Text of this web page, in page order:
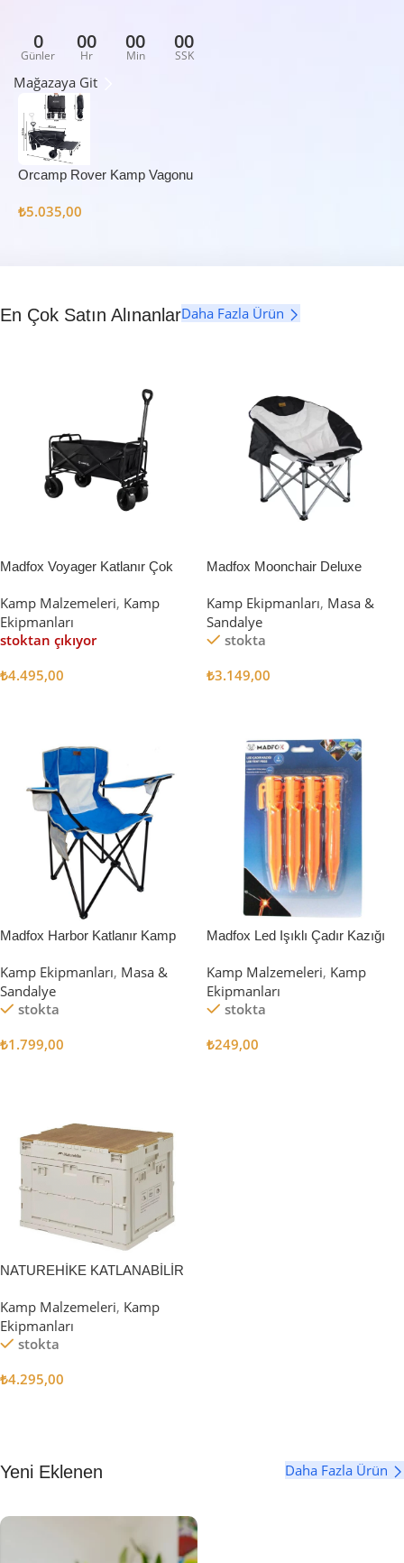
0
Günler
00
Hr
00
Min
00
SSK
Mağazaya Git
Orcamp Rover Kamp Vagonu
₺5.035,00
En Çok Satın AlınanlarDaha Fazla Ürün
Madfox Voyager Katlanır Çok
[Vagon] BLACK
Kamp Malzemeleri, Kamp
Ekipmanları
stoktan çıkıyor
₺4.495,00
Madfox Moonchair Deluxe
Siyah/Gri
Kamp Ekipmanları, Masa &
Sandalye
stokta
₺3.149,00
Madfox Harbor Katlanır Kamp
Kamp Ekipmanları, Masa &
Sandalye
stokta
₺1.799,00
Madfox Led Işıklı Çadır Kazığı
Kamp Malzemeleri, Kamp
Ekipmanları
stokta
₺249,00
NATUREHİKE KATLANABİLİR
Kamp Malzemeleri, Kamp
Ekipmanları
stokta
₺4.295,00
Yeni Eklenen Daha Fazla Ürün